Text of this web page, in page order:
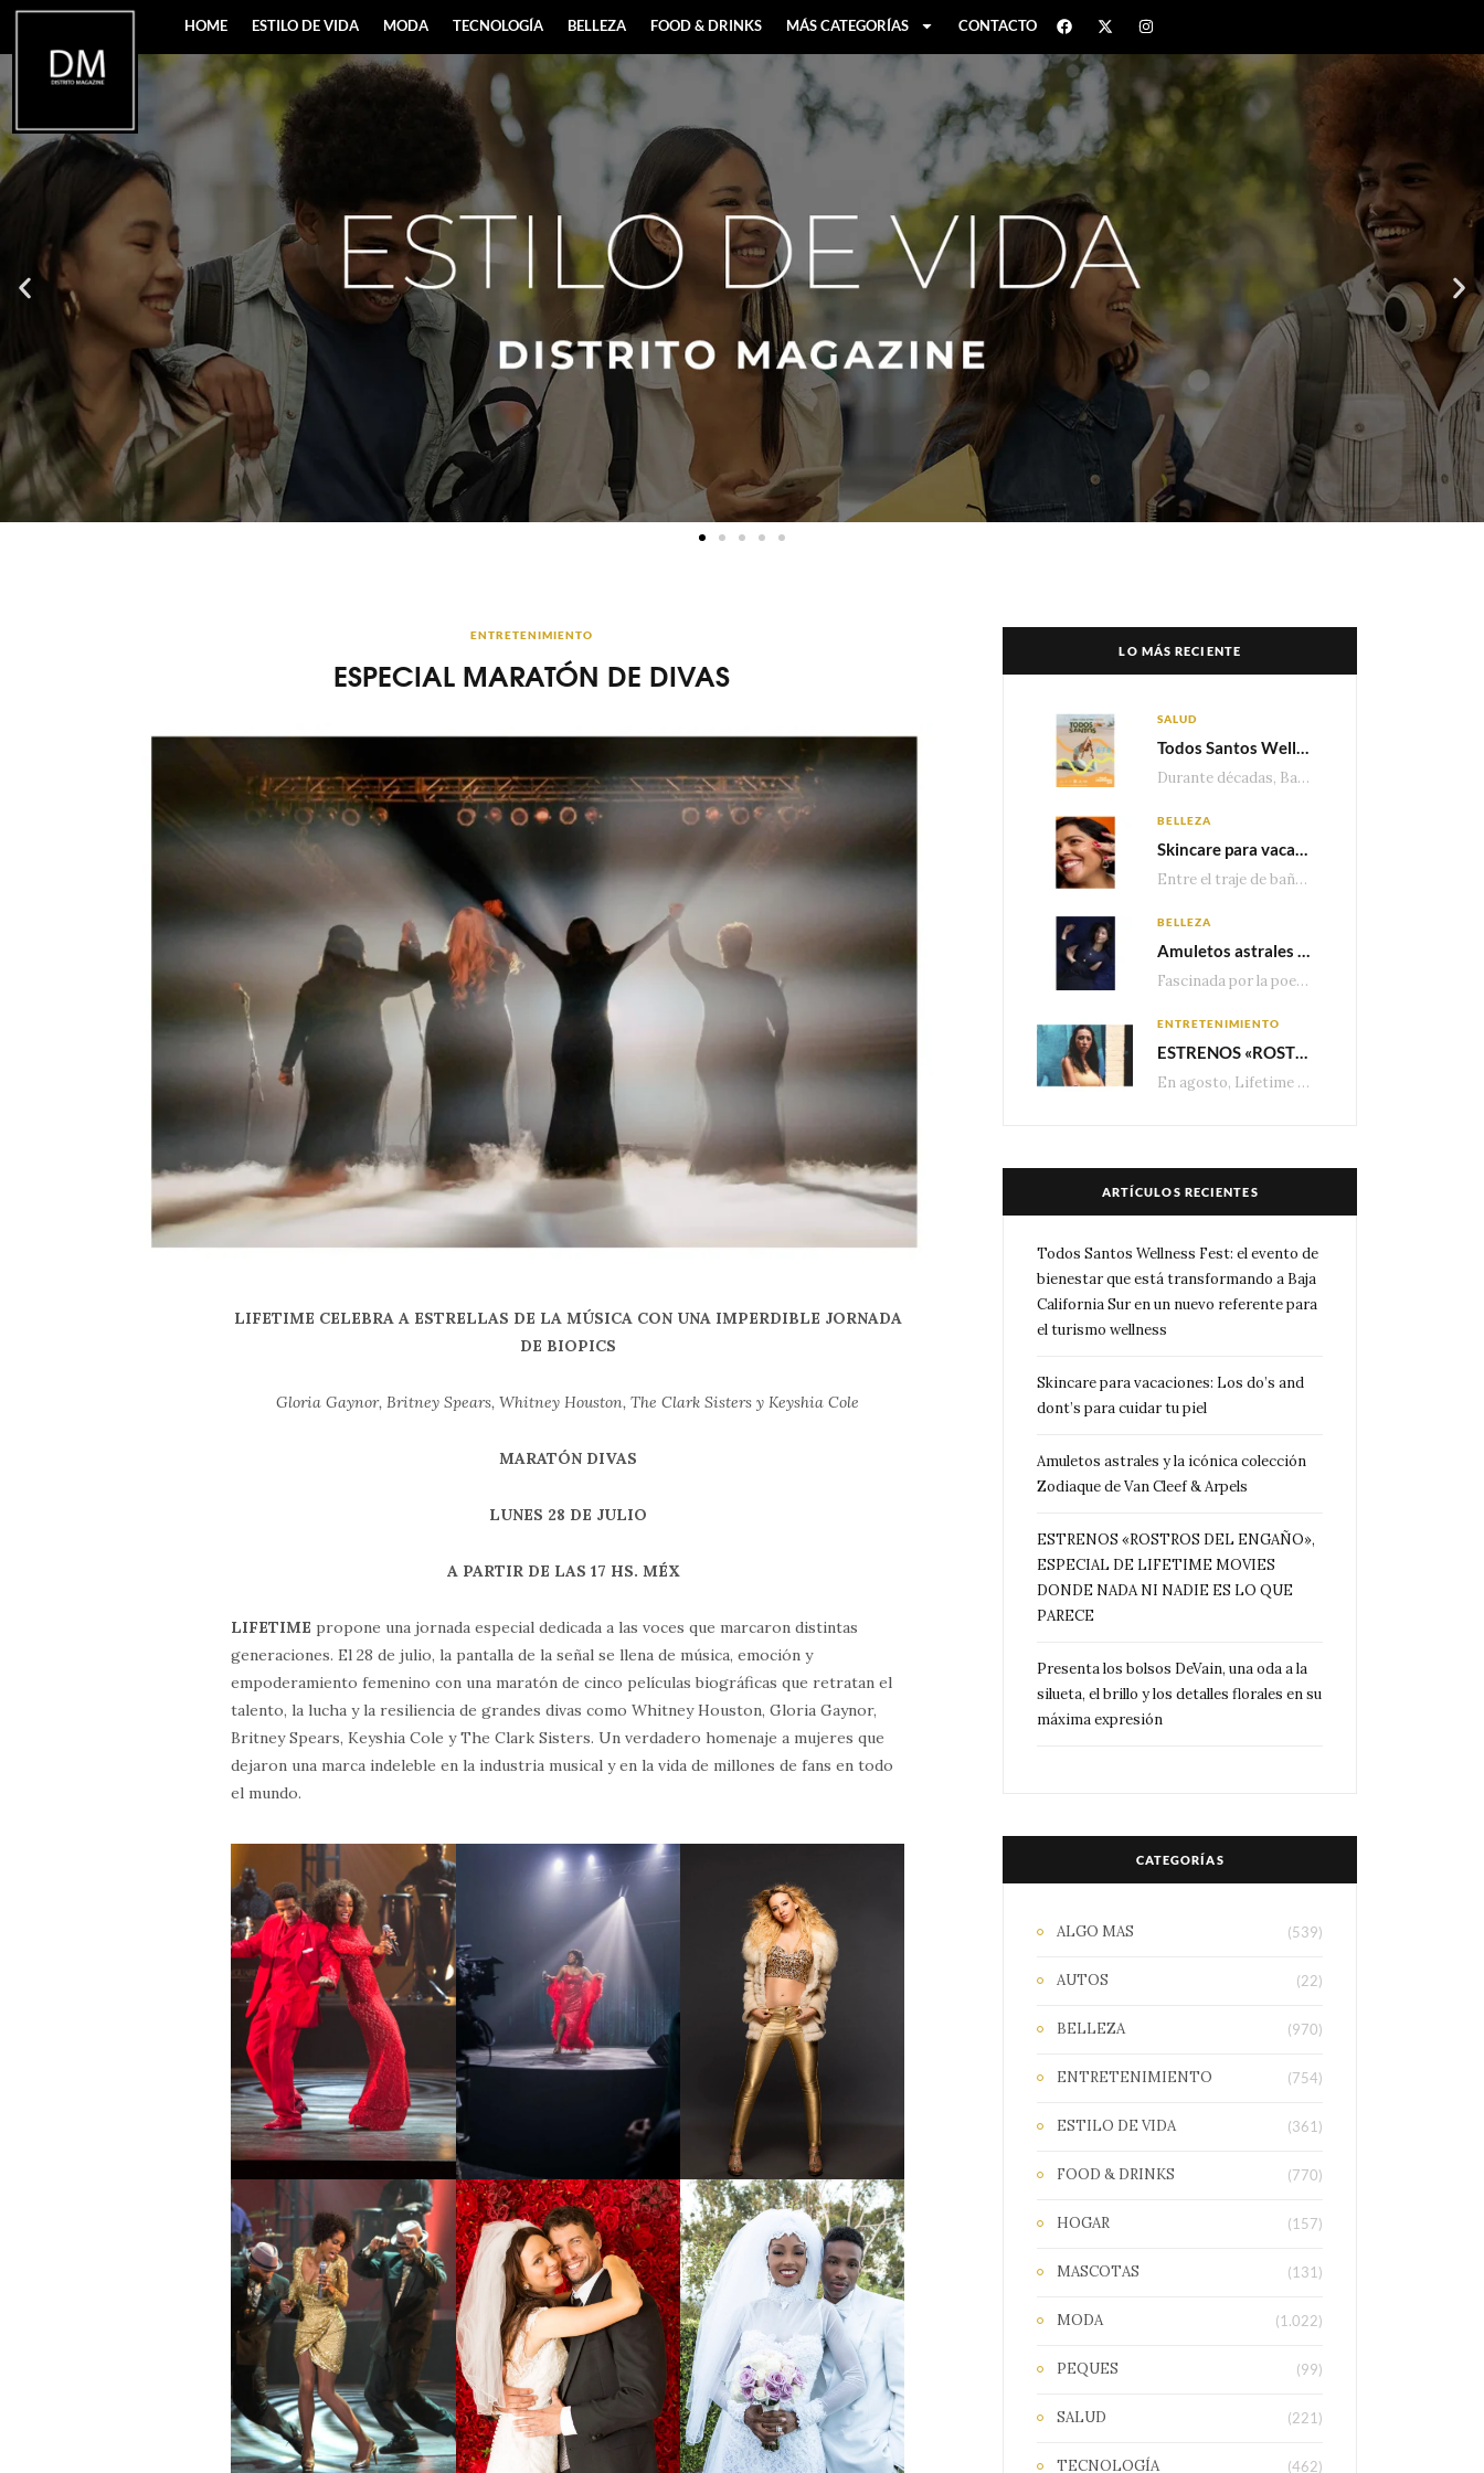
HOME ESTILO DE VIDA MODA TECNOLOGÍA BELLEZA FOOD & DRINKS MÁS CATEGORÍAS CONTACTO
ENTRETENIMIENTO
ESPECIAL MARATÓN DE DIVAS
LIFETIME CELEBRA A ESTRELLAS DE LA MÚSICA CON UNA IMPERDIBLE JORNADA
DE BIOPICS
Gloria Gaynor, Britney Spears, Whitney Houston, The Clark Sisters y Keyshia Cole
MARATÓN DIVAS
LUNES 28 DE JULIO
A PARTIR DE LAS 17 HS. MÉX
LIFETIME propone una jornada especial dedicada a las voces que marcaron distintas
generaciones. El 28 de julio, la pantalla de la señal se llena de música, emoción y
empoderamiento femenino con una maratón de cinco películas biográficas que retratan el
talento, la lucha y la resiliencia de grandes divas como Whitney Houston, Gloria Gaynor,
Britney Spears, Keyshia Cole y The Clark Sisters. Un verdadero homenaje a mujeres que
dejaron una marca indeleble en la industria musical y en la vida de millones de fans en todo
el mundo.
LO MÁS RECIENTE
SALUD
Todos Santos Wellness Fest: el evento de bienestar que está transformando a Baja California Sur en un nuevo referente para el turismo wellness
Durante décadas, Baja California Sur ha sido reconocido por sus playas, hoteles de lujo y…
BELLEZA
Skincare para vacaciones: Los do’s and dont’s para cuidar tu piel
Entre el traje de baño, las sandalias, los lentes de sol y los looks que…
BELLEZA
Amuletos astrales y la icónica colección Zodiaque de Van Cleef & Arpels
Fascinada por la poesía de las estrellas, la Maison Van Cleef & Arpels celebra la llegada de las…
ENTRETENIMIENTO
ESTRENOS «ROSTROS DEL ENGAÑO», ESPECIAL DE LIFETIME MOVIES DONDE NADA NI NADIE ES LO QUE PARECE
En agosto, Lifetime presenta estrenos exclusivos con historias donde las apariencias esconden los secretos más…
ARTÍCULOS RECIENTES
Todos Santos Wellness Fest: el evento de
bienestar que está transformando a Baja
California Sur en un nuevo referente para
el turismo wellness
Skincare para vacaciones: Los do’s and
dont’s para cuidar tu piel
Amuletos astrales y la icónica colección
Zodiaque de Van Cleef & Arpels
ESTRENOS «ROSTROS DEL ENGAÑO»,
ESPECIAL DE LIFETIME MOVIES
DONDE NADA NI NADIE ES LO QUE
PARECE
Presenta los bolsos DeVain, una oda a la
silueta, el brillo y los detalles florales en su
máxima expresión
CATEGORÍAS
ALGO MAS (539)
AUTOS (22)
BELLEZA (970)
ENTRETENIMIENTO (754)
ESTILO DE VIDA (361)
FOOD & DRINKS (770)
HOGAR (157)
MASCOTAS (131)
MODA (1.022)
PEQUES (99)
SALUD (221)
TECNOLOGÍA (462)